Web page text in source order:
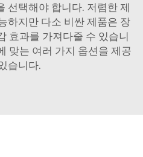
선택해야 합니다. 저렴한 제
하지만 다소 비싼 제품은 장
효과를 가져다줄 수 있습니
맞는 여러 가지 옵션을 제공
습니다.